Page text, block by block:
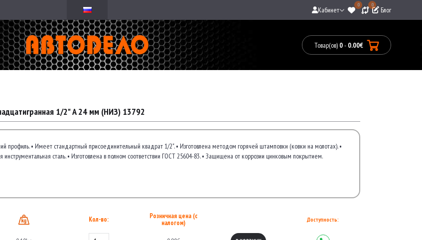
Кабинет
0 0
Блог
Товар(ов) 0- 0.00€
Товары:
1/2" A 24 мм (НИЗ) 13792
профиль. • Имеет стандартный присоединительный квадрат 1/2". • Изготовлена методом горячей штамповки (ковки на молотах). •
сталь. • Изготовлена в полном соответствии ГОСТ 25604-83. • Защищена от коррозии цинковым покрытием.
Кол-во:
Розничная цена (с
налогом)
Доступность: